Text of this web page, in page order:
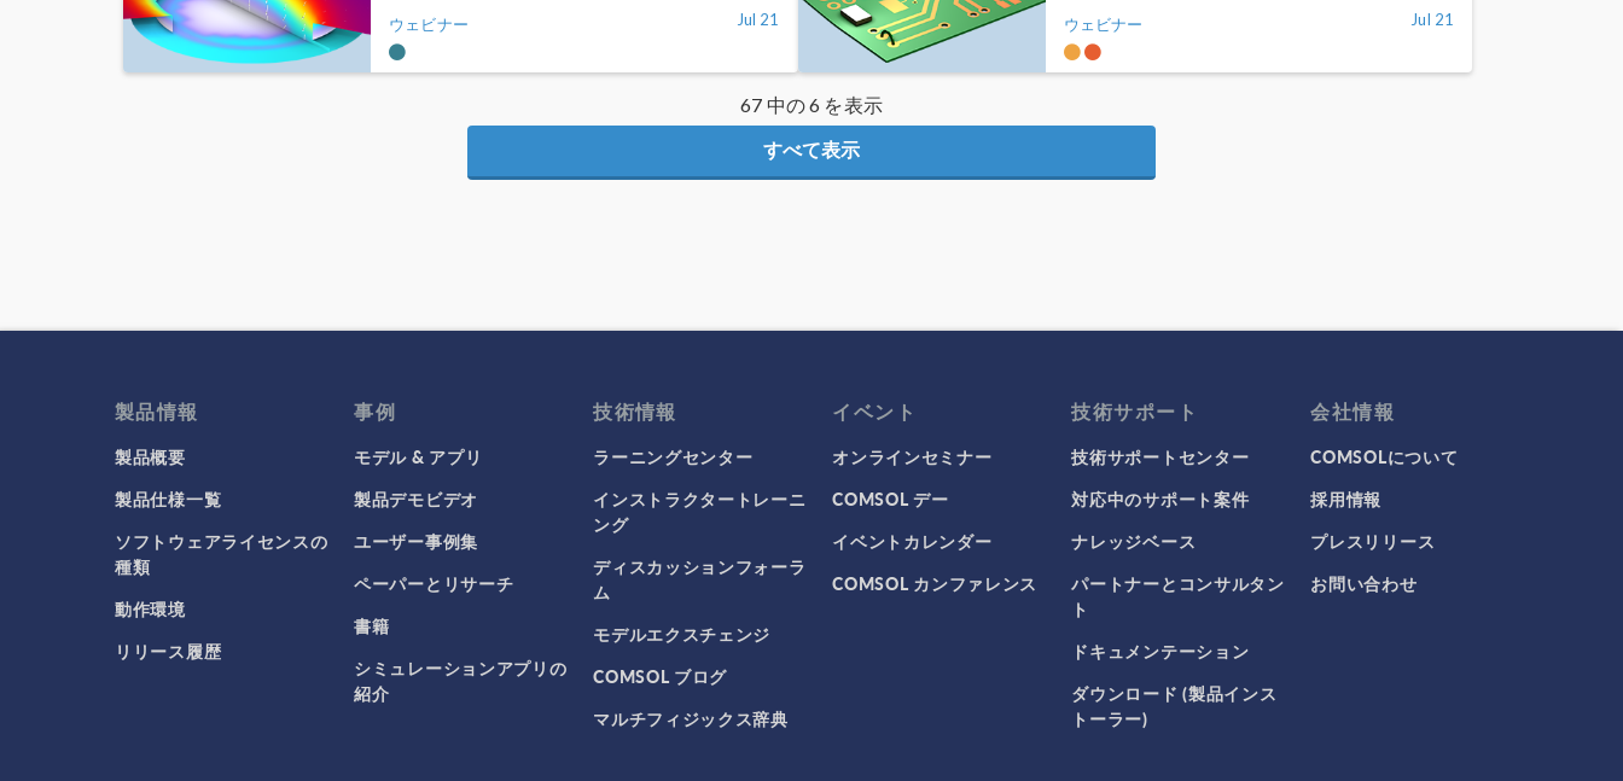
ウェビナー Jul 21 ウェビナー Jul 21
67 中の 6 を表示
すべて表示
製品情報
製品概要
製品仕様一覧
ソフトウェアライセンスの
種類
動作環境
リリース履歴
事例
モデル & アプリ
製品デモビデオ
ユーザー事例集
ペーパーとリサーチ
書籍
シミュレーションアプリの
紹介
技術情報
ラーニングセンター
インストラクタートレーニ
ング
ディスカッションフォーラ
ム
モデルエクスチェンジ
COMSOL ブログ
マルチフィジックス辞典
イベント
オンラインセミナー
COMSOL デー
イベントカレンダー
COMSOL カンファレンス
技術サポート
技術サポートセンター
対応中のサポート案件
ナレッジベース
パートナーとコンサルタン
ト
ドキュメンテーション
ダウンロード (製品インス
トーラー)
会社情報
COMSOLについて
採用情報
プレスリリース
お問い合わせ